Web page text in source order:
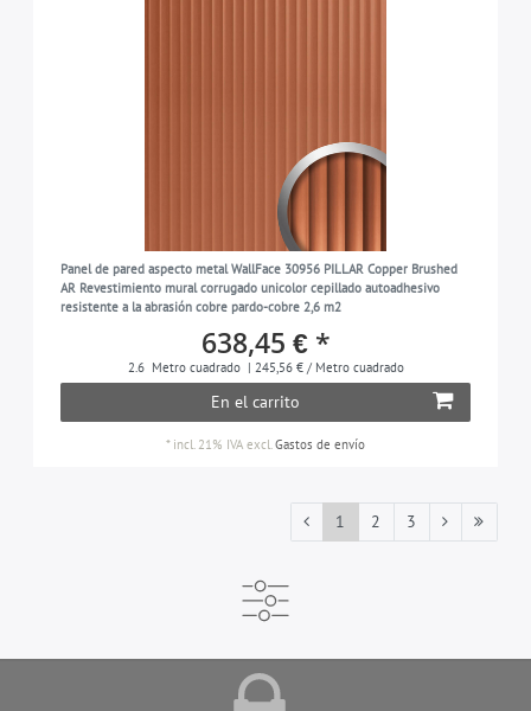
Panel de pared aspecto metal WallFace 30956 PILLAR Copper Brushed
AR Revestimiento mural corrugado unicolor cepillado autoadhesivo
resistente a la abrasión cobre pardo-cobre 2,6 m2
638,45 € *
2.6 Metro cuadrado | 245,56 € / Metro cuadrado
En el carrito
* incl. 21% IVA excl. Gastos de envío
1 2 3